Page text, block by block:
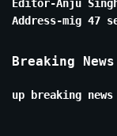
Editor-Anju
Address-mig 47
Breaking
up breaking